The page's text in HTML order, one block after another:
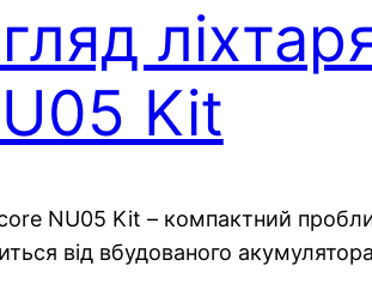
Kit
NU05 Kit – компактний
від вбудованого